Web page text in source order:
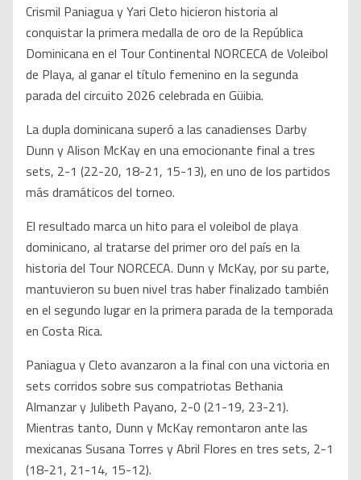
Crismil Paniagua y Yari Cleto hicieron historia al
conquistar la primera medalla de oro de la República
Dominicana en el Tour Continental NORCECA de Voleibol
de Playa, al ganar el título femenino en la segunda
parada del circuito 2026 celebrada en Güibia.
La dupla dominicana superó a las canadienses Darby
Dunn y Alison McKay en una emocionante final a tres
sets, 2-1 (22-20, 18-21, 15-13), en uno de los partidos
más dramáticos del torneo.
El resultado marca un hito para el voleibol de playa
dominicano, al tratarse del primer oro del país en la
historia del Tour NORCECA. Dunn y McKay, por su parte,
mantuvieron su buen nivel tras haber finalizado también
en el segundo lugar en la primera parada de la temporada
en Costa Rica.
Paniagua y Cleto avanzaron a la final con una victoria en
sets corridos sobre sus compatriotas Bethania
Almanzar y Julibeth Payano, 2-0 (21-19, 23-21).
Mientras tanto, Dunn y McKay remontaron ante las
mexicanas Susana Torres y Abril Flores en tres sets, 2-1
(18-21, 21-14, 15-12).